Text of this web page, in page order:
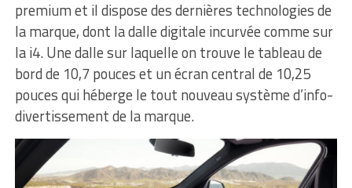
premium et il dispose des dernières technologies de
la marque, dont la dalle digitale incurvée comme sur
la i4. Une dalle sur laquelle on trouve le tableau de
bord de 10,7 pouces et un écran central de 10,25
pouces qui héberge le tout nouveau système d’info-
divertissement de la marque.